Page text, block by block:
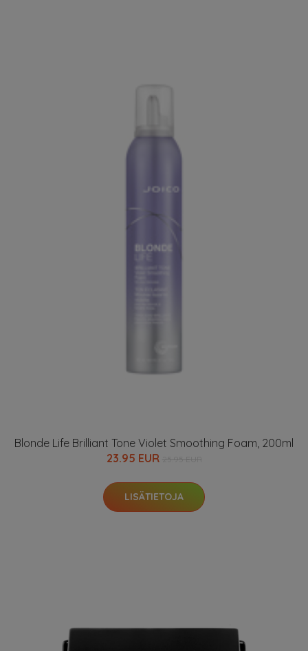
Blonde Life Brilliant Tone Violet Smoothing Foam, 200ml
23.95 EUR
LISÄTIETOJA